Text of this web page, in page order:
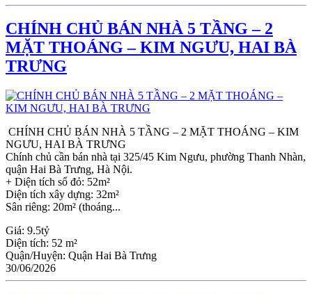
CHÍNH CHỦ BÁN NHÀ 5 TẦNG – 2
MẶT THOÁNG – KIM NGƯU, HAI BÀ
TRƯNG
CHÍNH CHỦ BÁN NHÀ 5 TẦNG – 2 MẶT THOÁNG – KIM
NGƯU, HAI BÀ TRƯNG
Chính chủ cần bán nhà tại 325/45 Kim Ngưu, phường Thanh Nhàn,
quận Hai Bà Trưng, Hà Nội.
+ Diện tích sổ đỏ: 52m²
Diện tích xây dựng: 32m²
Sân riêng: 20m² (thoáng...
Giá: 9.5tỷ
Diện tích: 52 m²
Quận/Huyện: Quận Hai Bà Trưng
30/06/2026